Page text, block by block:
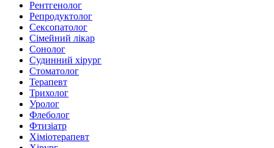
Рентгенолог
Репродуктолог
Сексопатолог
Сімейний лікар
Сонолог
Судинний хірург
Стоматолог
Терапевт
Трихолог
Уролог
Флеболог
Фтизіатр
Хіміотерапевт